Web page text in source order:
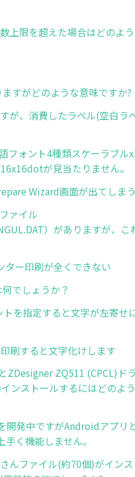
限を超えた場合はどのよ
すがどのような意味ですか?
が、消費したラベル(空白ラ
ォント4種類スケーラブル
が見当たりません。
Wizard画面が出てしまう
ァイル
）がありますが、
ー印刷が全くできない
でしょうか？
を指定すると文字が左寄せ
刷すると文字化けします
ZDesigner ZQ511 (CPCL)ド
ンストールするにはどのよ
発中ですがAndroidアプリ
く機能しません。
んファイル(約70個)がイン